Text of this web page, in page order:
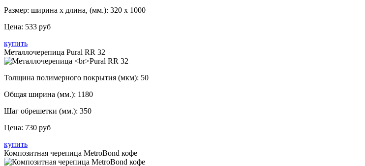
Размер: ширина х длина, (мм.): 320 х 1000
Цена: 533 руб
купить
Металлочерепица Pural RR 32
Толщина полимерного покрытия (мкм): 50
Общая ширина (мм.): 1180
Шаг обрешетки (мм.): 350
Цена: 730 руб
купить
Композитная черепица MetroBond кофе